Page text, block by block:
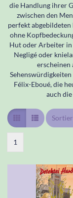
die Handlung ihrer
zwischen den
perfekt abgebildeten
ohne
Hut oder Arbeiter
Negligé oder
erscheinen
Félix-Eboué, die
auch
1